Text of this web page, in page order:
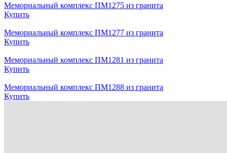
Мемориальный комплекс ПМ1275 из гранита
Купить
Мемориальный комплекс ПМ1277 из гранита
Купить
Мемориальный комплекс ПМ1281 из гранита
Купить
Мемориальный комплекс ПМ1288 из гранита
Купить